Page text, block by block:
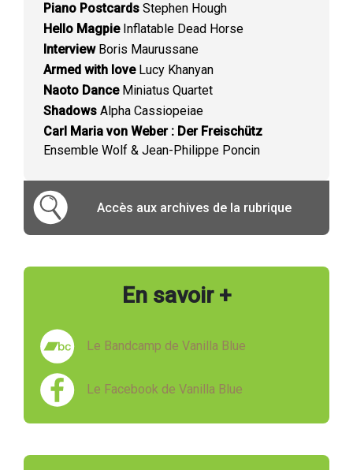
Piano Postcards Stephen Hough
Hello MagpieInflatable Dead Horse
InterviewBoris Maurussane
Armed with loveLucy Khanyan
Naoto DanceMiniatus Quartet
Shadows Alpha Cassiopeiae
Carl Maria von Weber : Der Freischütz
Ensemble Wolf & Jean-Philippe Poncin
Accès aux archives de la rubrique
En savoir +
Le Bandcamp de Vanilla Blue
Le Facebook de Vanilla Blue